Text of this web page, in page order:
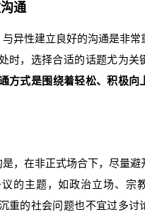
通
异性建立良好的沟通是非常
时，选择合适的话题尤为关
方式是围绕着轻松、积极向
，在非正式场合下，尽量避
的主题，如政治立场、宗
重的社会问题也不宜过多讨